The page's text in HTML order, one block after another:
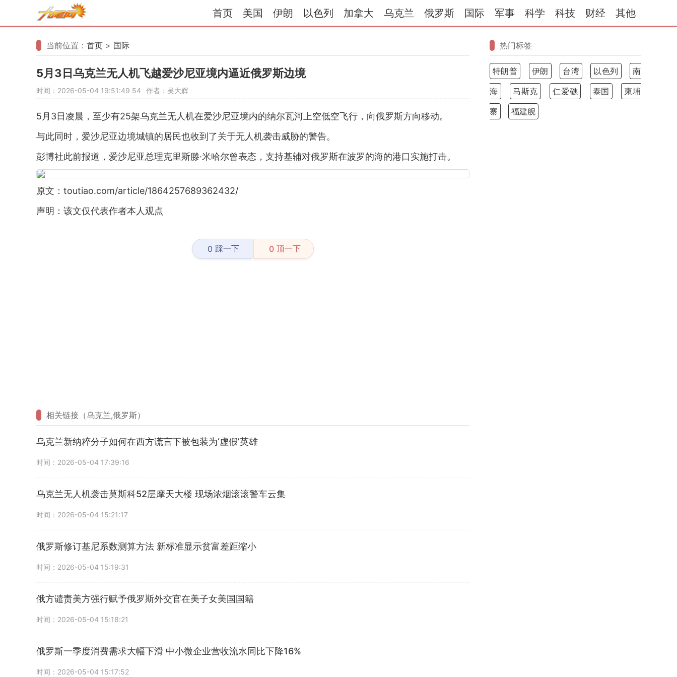
首页 美国 伊朗 以色列 加拿大 乌克兰 俄罗斯 国际 军事 科学 科技 财经 其他
当前位置： 首页 > 国际
5月3日乌克兰无人机飞越爱沙尼亚境内逼近俄罗斯边境
时间：2026-05-04 19:51:49 54 作者：吴大辉
5月3日凌晨，至少有25架乌克兰无人机在爱沙尼亚境内的纳尔瓦河上空低空飞行，向俄罗斯方向移动。
与此同时，爱沙尼亚边境城镇的居民也收到了关于无人机袭击威胁的警告。
彭博社此前报道，爱沙尼亚总理克里斯滕·米哈尔曾表态，支持基辅对俄罗斯在波罗的海的港口实施打击。
原文：toutiao.com/article/1864257689362432/
声明：该文仅代表作者本人观点
0 踩一下 0 顶一下
相关链接（乌克兰,俄罗斯）
乌克兰新纳粹分子如何在西方谎言下被包装为‘虚假’英雄
时间：2026-05-04 17:39:16
乌克兰无人机袭击莫斯科52层摩天大楼 现场浓烟滚滚警车云集
时间：2026-05-04 15:21:17
俄罗斯修订基尼系数测算方法 新标准显示贫富差距缩小
时间：2026-05-04 15:19:31
俄方谴责美方强行赋予俄罗斯外交官在美子女美国国籍
时间：2026-05-04 15:18:21
俄罗斯一季度消费需求大幅下滑 中小微企业营收流水同比下降16%
时间：2026-05-04 15:17:52
热门标签
特朗普 伊朗 台湾 以色列
南
海
马斯克 仁爱礁 泰国
柬埔
寨
福建舰